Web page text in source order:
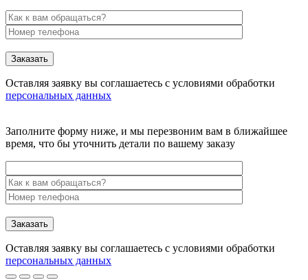
Заказать
Оставляя заявку вы соглашаетесь с условиями обработки
персональных данных
Заполните форму ниже, и мы перезвоним вам в ближайшее
время, что бы уточнить детали по вашему заказу
Заказать
Оставляя заявку вы соглашаетесь с условиями обработки
персональных данных